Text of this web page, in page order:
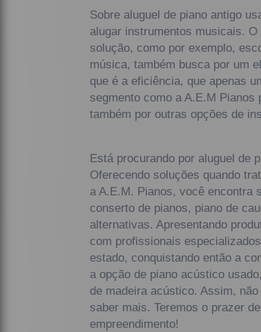
Sobre aluguel de piano antigo
alugar instrumentos musicais.
solução, como por exemplo,
música, também busca por um
que é a eficiência, que apenas
segmento como a A.E.M
também por outras opções de
Está procurando por aluguel de
Oferecendo soluções quando
a A.E.M. Pianos, você encontra
conserto de pianos, piano de
alternativas. Apresentando
com profissionais
estado, conquistando então a
a opção de piano acústico
de madeira acústico. Assim,
saber mais. Teremos o prazer
empreendimento!